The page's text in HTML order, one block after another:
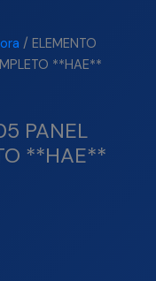
/ ELEMENTO
**HAE**
PANEL
**HAE**